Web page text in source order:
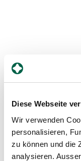
Diese Webseite
Wir verwenden
personalisieren,
zu können und die
analysieren.
Sicher